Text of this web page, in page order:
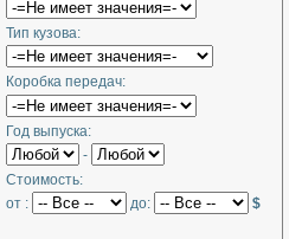
Тип кузова:
Коробка передач:
Год выпуска:
-
Стоимость:
от :
до: $